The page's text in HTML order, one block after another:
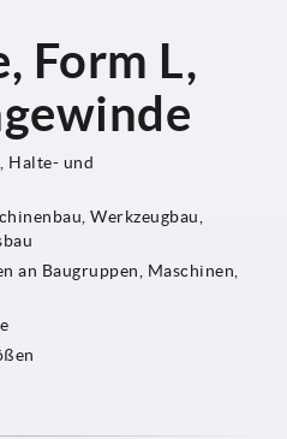
Form L,
Halte- und
Werkzeugbau,
an Baugruppen, Maschinen,